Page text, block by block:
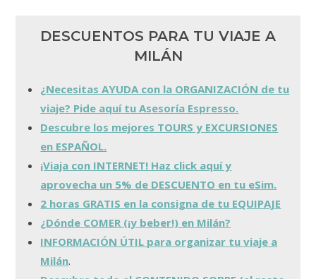
DESCUENTOS PARA TU VIAJE A
MILÁN
¿Necesitas AYUDA con la ORGANIZACIÓN de tu
viaje? Pide aquí tu Asesoría Espresso.
Descubre los mejores TOURS y EXCURSIONES
en ESPAÑOL.
¡Viaja con INTERNET! Haz click aquí y
aprovecha un 5% de DESCUENTO en tu eSim.
2 horas GRATIS en la consigna de tu EQUIPAJE
¿Dónde COMER (¡y beber!) en Milán?
INFORMACIÓN ÚTIL para organizar tu viaje a
Milán.